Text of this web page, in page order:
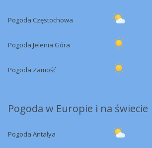
Pogoda Częstochowa
Pogoda Jelenia Góra
Pogoda Zamość
Pogoda w Europie i na świecie
Pogoda Antalya